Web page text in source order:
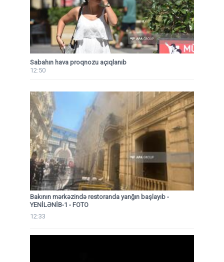
Sabahın hava proqnozu açıqlanıb
12:50
Bakının mərkəzində restoranda yanğın başlayıb -
YENİLƏNİB-1 - FOTO
12:33